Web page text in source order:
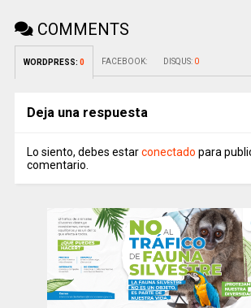
COMMENTS
WORDPRESS: 0 FACEBOOK: DISQUS: 0
Deja una respuesta
Lo siento, debes estarconectado para
comentario.